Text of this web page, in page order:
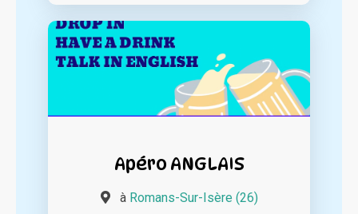
Apéro ANGLAIS
à Romans-Sur-Isère (26)